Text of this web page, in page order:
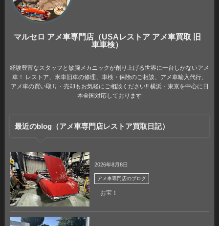
マルセロ アメ車専門店（USAレストア アメ車買取 旧
車車検）
経験豊富なスタッフと敏腕メカニックが創り上げる世界に一台しかないアメ
車！ レストア、米車旧車の修理、車検・保険のご相談、アメ車輸入代行、
アメ車の買い取り・売却もお気軽にご相談ください!! 横浜・東京を中心に日
本全国対応しております
最近のblog（アメ車専門店レストア買取日記）
2026年8月8日
アメ車専門店のブログ
お宝！